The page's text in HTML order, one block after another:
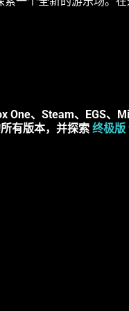
One、Steam、EGS、
有版本，并探索 终极版